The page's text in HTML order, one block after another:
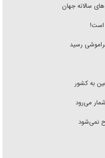
سالانه جهان
است!
رسید
می‌رود
نمی‌شود